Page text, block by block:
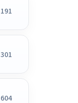
191
301
604